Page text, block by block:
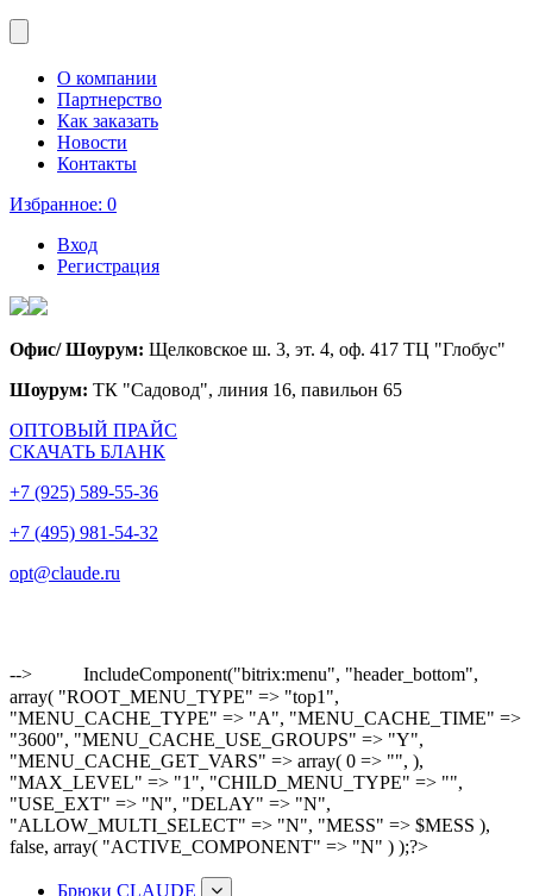
О компании
Партнерство
Как заказать
Новости
Контакты
Избранное: 0
Вход
Регистрация
Офис/ Шоурум: Щелковское ш. 3, эт. 4, оф. 417 ТЦ "Глобус"
Шоурум: ТК "Садовод", линия 16, павильон 65
ОПТОВЫЙ ПРАЙС
СКАЧАТЬ БЛАНК
+7 (925) 589-55-36
+7 (495) 981-54-32
opt@claude.ru
-->
IncludeComponent("bitrix:menu", "header_bottom",
array( "ROOT_MENU_TYPE" => "top1",
"MENU_CACHE_TYPE" => "A", "MENU_CACHE_TIME" =>
"3600", "MENU_CACHE_USE_GROUPS" => "Y",
"MENU_CACHE_GET_VARS" => array( 0 => "", ),
"MAX_LEVEL" => "1", "CHILD_MENU_TYPE" => "",
"USE_EXT" => "N", "DELAY" => "N",
"ALLOW_MULTI_SELECT" => "N", "MESS" => $MESS ),
false, array( "ACTIVE_COMPONENT" => "N" ) );?>
Брюки CLAUDE